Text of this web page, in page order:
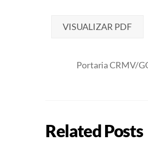
VISUALIZAR PDF
Portaria CRMV/
Related Posts